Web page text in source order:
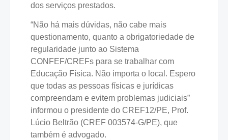
dos serviços prestados.
“Não há mais dúvidas, não cabe mais
questionamento, quanto a obrigatoriedade de
regularidade junto ao Sistema
CONFEF/CREFs para se trabalhar com
Educação Física. Não importa o local. Espero
que todas as pessoas físicas e jurídicas
compreendam e evitem problemas judiciais”
informou o presidente do CREF12/PE, Prof.
Lúcio Beltrão (CREF 003574-G/PE), que
também é advogado.